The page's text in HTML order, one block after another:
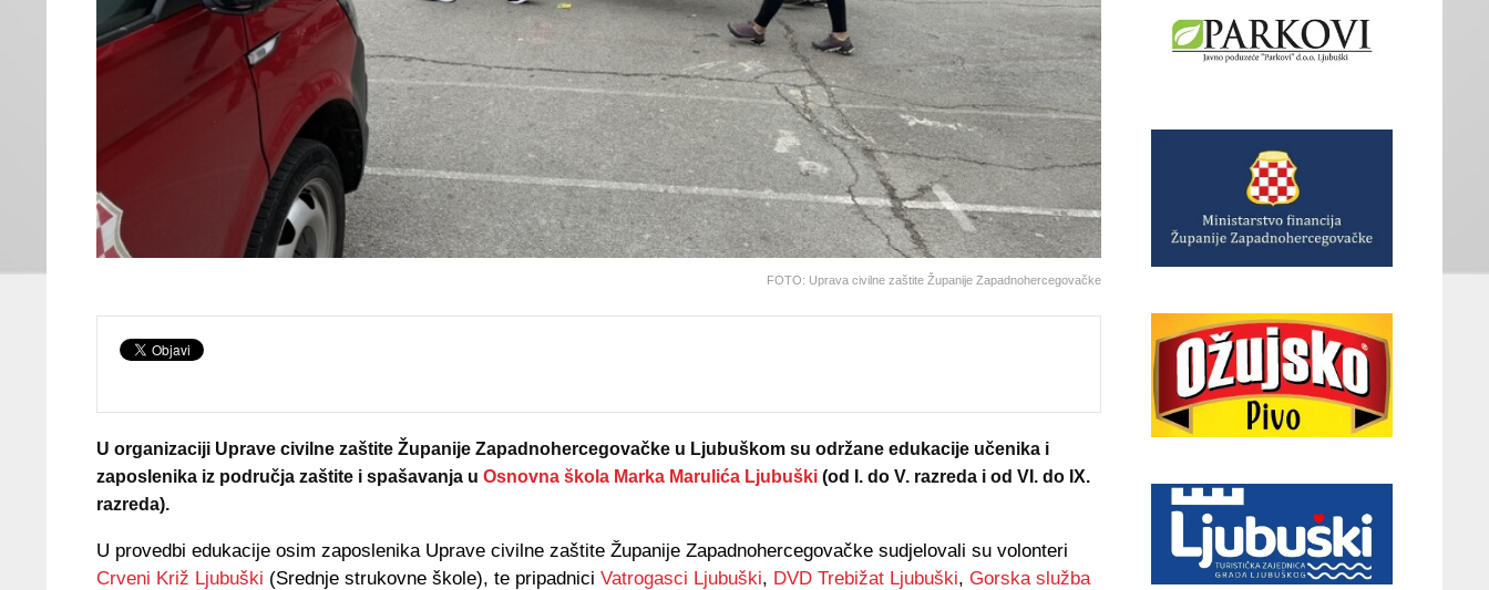
FOTO: Uprava civilne zaštite Županije Zapadnohercegovačke
U organizaciji Uprave civilne zaštite Županije Zapadnohercegovačke u Ljubuškom su održane edukacije učenika i
zaposlenika iz područja zaštite i spašavanja u Osnovna škola Marka Marulića Ljubuški (od I. do V. razreda i od VI. do IX.
razreda).
U provedbi edukacije osim zaposlenika Uprave civilne zaštite Županije Zapadnohercegovačke sudjelovali su volonteri
Crveni Križ Ljubuški (Srednje strukovne škole), te pripadnici Vatrogasci Ljubuški, DVD Trebižat Ljubuški, Gorska služba